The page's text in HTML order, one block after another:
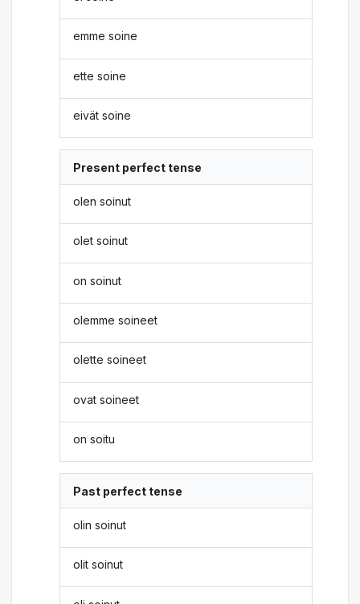
emme soine
ette soine
eivät soine
Present perfect tense
olen soinut
olet soinut
on soinut
olemme soineet
olette soineet
ovat soineet
on soitu
Past perfect tense
olin soinut
olit soinut